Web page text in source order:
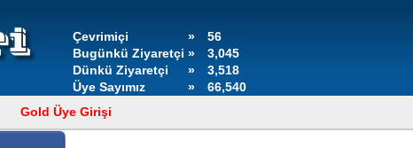
Çevrimiçi »
56
Bugünkü Ziyaretçi »
3,045
Dünkü Ziyaretçi
»
3,518
Üye Sayımız
»
66,540
Gold Üye Girişi